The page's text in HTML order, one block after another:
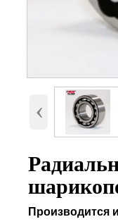
‹
Производится
Наружный диаметр